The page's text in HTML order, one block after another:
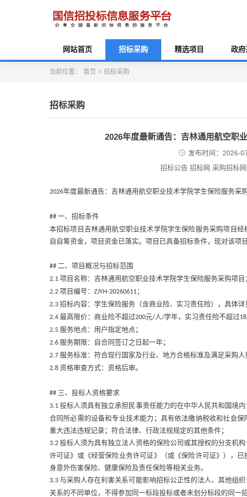
网站首页 招标采购 精选项目 政府
当前位置： 首页 > 招标采购
招标采购
2026年度最新通告：吉林通用航空职
发布时间：2026-
招标公告 招标网 采购招标
2026年度最新通告：吉林通用航空职业技术学院学生保险服务采
## 一、招标条件
本招标项目吉林通用航空职业技术学院学生保险服务采购项目
自自筹资金，项目资金已落实。项目已具备招标条件，现对该项
## 二、项目概况与招标范围
2.1 项目名称：吉林通用航空职业技术学院学生保险服务采购项目
2.2 项目编号： ZJYH-20260611；
2.3 招标内容：学生保险服务（含商业险、实习责任险），具体详
2.4 最高限价：商业险不超过200元/人/学年，实习责任险不超过18
2.5 服务地点：用户指定地点；
2.6 服务期限：自合同签订之日起一年；
2.7 服务标准：符合现行国家及行业、地方合格标准及满足采购人
2.8 资格审查方式：资格后审。
## 三、投标人资格要求
3.1 投标人须具有独立承担民事责任能力的在中华人民共和国境
合同所必需的设备和专业技术能力；具有依法缴纳税收和社会
重大违法违规记录；符合法律、行政法规规定的其他条件；
3.2 投标人须为具有独立法人资格的保险公司或其授权的分支机
许可证》或《经营保险业务许可证》（或《保险许可证》），
身意外伤害保险、健康保险及责任保险等相关业务。
3.3 与采购人存在利害关系可能影响招标公正性的法人、其他组
关系的不同单位，不得参加同一标段投标或者未划分标段的同一